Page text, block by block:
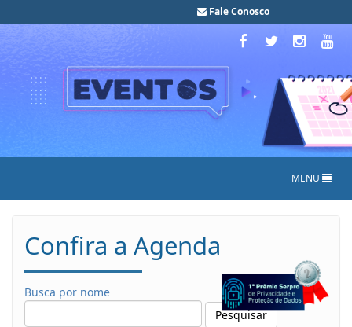
Fale Conosco
MENU
Confira a Agenda
Busca por nome
Pesquisar